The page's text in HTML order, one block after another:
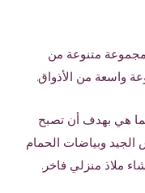
متنوعة من
واسعة من الأذواق.
كما هي بهدف أن تصبح
الجيد وبياضات الحمام
ملاذ منزلي فاخر.